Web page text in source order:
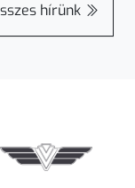
hírünk